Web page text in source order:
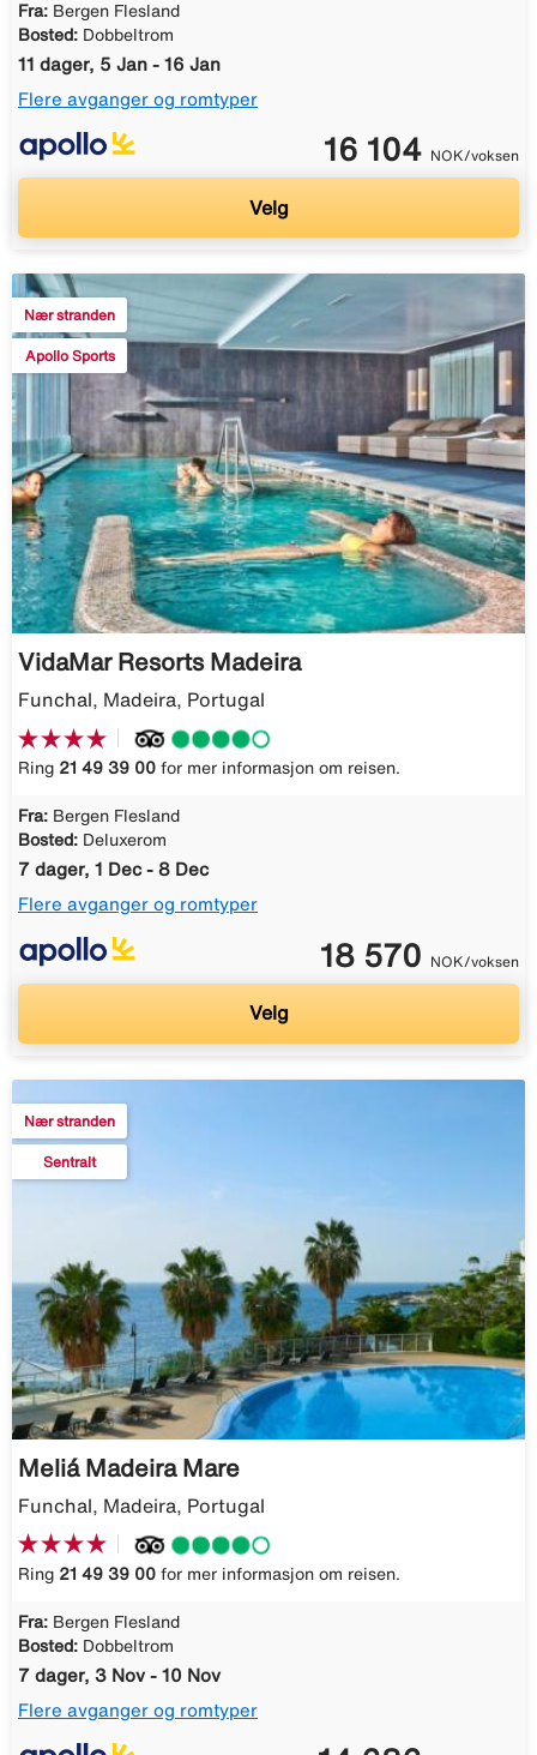
Fra: Bergen Flesland
Bosted: Dobbeltrom
11 dager, 5 Jan - 16 Jan
Flere avganger og romtyper
16 104 NOK/voksen
Velg
Nær stranden
Apollo Sports
VidaMar Resorts Madeira
Funchal, Madeira, Portugal
Ring 21 49 39 00 for mer informasjon om reisen.
Fra: Bergen Flesland
Bosted: Deluxerom
7 dager, 1 Dec - 8 Dec
Flere avganger og romtyper
18 570 NOK/voksen
Velg
Nær stranden
Sentralt
Meliá Madeira Mare
Funchal, Madeira, Portugal
Ring 21 49 39 00 for mer informasjon om reisen.
Fra: Bergen Flesland
Bosted: Dobbeltrom
7 dager, 3 Nov - 10 Nov
Flere avganger og romtyper